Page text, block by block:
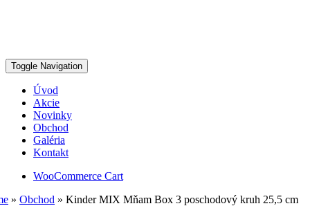
Toggle Navigation
Úvod
Akcie
Novinky
Obchod
Galéria
Kontakt
WooCommerce Cart
» Obchod » Kinder MIX Mňam Box 3 poschodový kruh 25,5 cm